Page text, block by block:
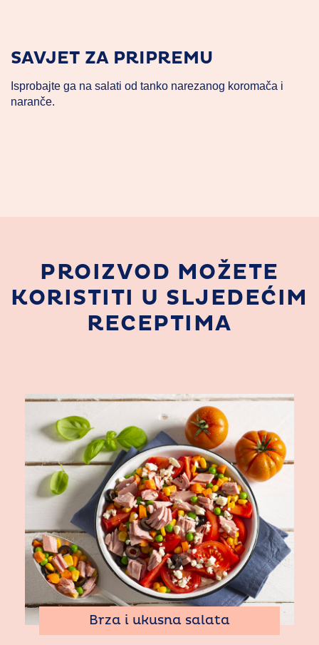
SAVJET ZA PRIPREMU
Isprobajte ga na salati od tanko narezanog koromača i
naranče.
PROIZVOD MOŽETE
KORISTITI U SLJEDEĆIM
RECEPTIMA
Brza i ukusna salata